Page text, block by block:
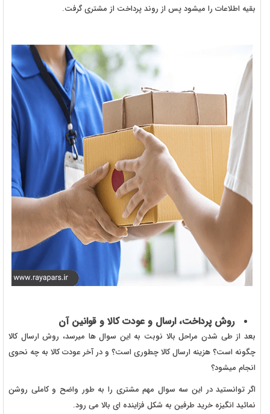
بقیه اطلاعات را میشود پس از روند پرداخت از مشتری گرفت.
روش پرداخت، ارسال و عودت کالا و قوانین آن
بعد از طی شدن مراحل بالا نوبت به این سوال ها میرسد، روش ارسال کالا
چگونه است؟ هزینه ارسال کالا چطوری است؟ و در آخر عودت کالا به چه نحوی
انجام میشود؟
اگر توانستید در این سه سوال مهم مشتری را به طور واضح و کاملی روشن
نمائید انگیزه خرید طرفین به شکل فزاینده ای بالا می رود.